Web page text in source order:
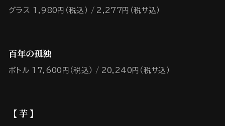
グラス 1,980円（税込） 2,277円（税サ込）
百年の孤独
ボトル 17,600円（税込） 20,240円（税サ込）
【 芋 】